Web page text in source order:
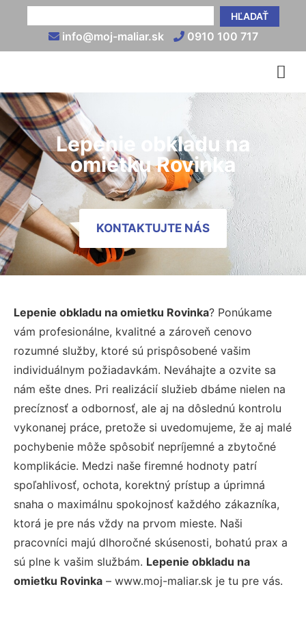
HĽADAŤ
info@moj-maliar.sk 0910 100 717
Lepenie obkladu na
omietku Rovinka
KONTAKTUJTE NÁS
Lepenie obkladu na omietku Rovinka? Ponúkame
vám profesionálne, kvalitné a zároveň cenovo
rozumné služby, ktoré sú prispôsobené vašim
individuálnym požiadavkám. Neváhajte a ozvite sa
nám ešte dnes. Pri realizácií služieb dbáme nielen na
precíznosť a odbornosť, ale aj na dôslednú kontrolu
vykonanej práce, pretože si uvedomujeme, že aj malé
pochybenie môže spôsobiť nepríjemné a zbytočné
komplikácie. Medzi naše firemné hodnoty patrí
spoľahlivosť, ochota, korektný prístup a úprimná
snaha o maximálnu spokojnosť každého zákazníka,
ktorá je pre nás vždy na prvom mieste. Naši
pracovníci majú dlhoročné skúsenosti, bohatú prax a
sú plne k vašim službám. Lepenie obkladu na
omietku Rovinka – www.moj-maliar.sk je tu pre vás.